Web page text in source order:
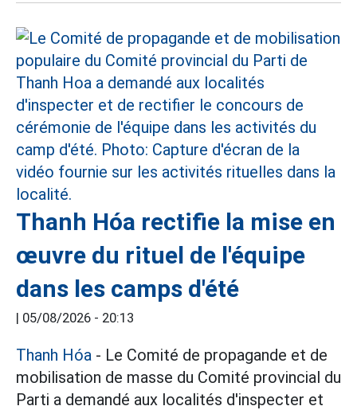
Thanh Hóa rectifie la mise en
œuvre du rituel de l'équipe
dans les camps d'été
| 05/08/2026 - 20:13
Thanh Hóa - Le Comité de propagande et de
mobilisation de masse du Comité provincial du
Parti a demandé aux localités d'inspecter et